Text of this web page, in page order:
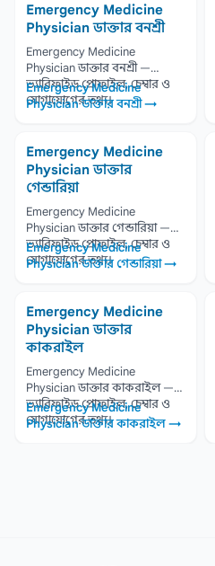
Emergency Medicine
Physician ডাক্তার বনশ্রী
Emergency Medicine
Physician ডাক্তার বনশ্রী —
ভ্যারিফাইড প্রোফাইল, চেম্বার ও
যোগাযোগের তথ্য।
Emergency Medicine
Physician ডাক্তার বনশ্রী →
Emergency Medicine
Physician ডাক্তার
গেন্ডারিয়া
Emergency Medicine
Physician ডাক্তার গেন্ডারিয়া —
ভ্যারিফাইড প্রোফাইল, চেম্বার ও
যোগাযোগের তথ্য।
Emergency Medicine
Physician ডাক্তার গেন্ডারিয়া →
Emergency Medicine
Physician ডাক্তার
কাকরাইল
Emergency Medicine
Physician ডাক্তার কাকরাইল —
ভ্যারিফাইড প্রোফাইল, চেম্বার ও
যোগাযোগের তথ্য।
Emergency Medicine
Physician ডাক্তার কাকরাইল →